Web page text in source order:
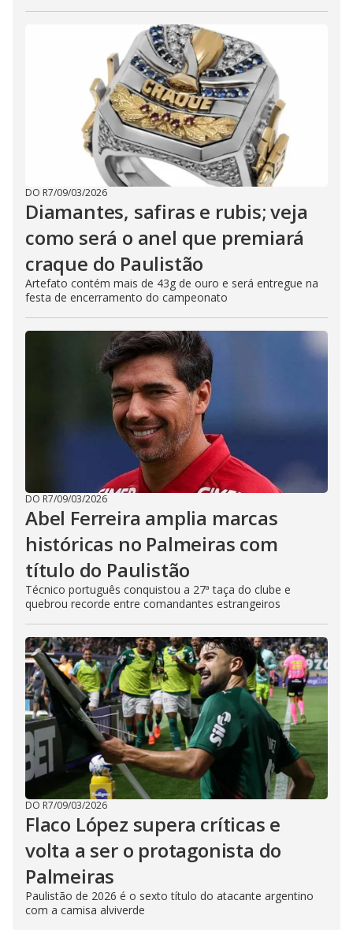
DO R7/09/03/2026
Diamantes, safiras e rubis; veja
como será o anel que premiará
craque do Paulistão
Artefato contém mais de 43g de ouro e será entregue na
festa de encerramento do campeonato
DO R7/09/03/2026
Abel Ferreira amplia marcas
históricas no Palmeiras com
título do Paulistão
Técnico português conquistou a 27ª taça do clube e
quebrou recorde entre comandantes estrangeiros
DO R7/09/03/2026
Flaco López supera críticas e
volta a ser o protagonista do
Palmeiras
Paulistão de 2026 é o sexto título do atacante argentino
com a camisa alviverde